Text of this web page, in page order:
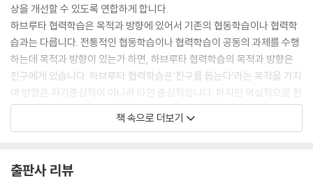
상을 개선할 수 있도록 연합하게 합니다.
하브루타 협력학습은 목적과 방향에 있어서 기존의 협동학습이나 협력학
습과는 다릅니다. 전통적인 협동학습이나 협력학습이 공동의 과제를 수행
하는데 목적과 방향이 있는가 하면, 하브루타 협력학습의 목적과 방향은
친구에게 있습니다. 하브루타 협력학습은‘친구를 돕는다’라는 목적을 가지
며 방향은 자기중심적이 아니라 타인 중심적입니다. 하지만 역설적으로 친
구를 돕는 학습 과정에서 자신도 많은 성장과 발전을 하게 됩니다.
--- 본문 중에서
책 속으로 더보기
출판사 리뷰